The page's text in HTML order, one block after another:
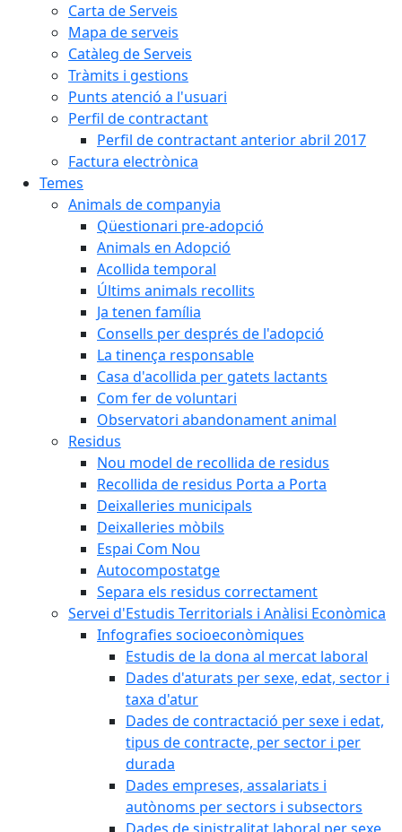
Carta de Serveis
Mapa de serveis
Catàleg de Serveis
Tràmits i gestions
Punts atenció a l'usuari
Perfil de contractant
Perfil de contractant anterior abril 2017
Factura electrònica
Temes
Animals de companyia
Qüestionari pre-adopció
Animals en Adopció
Acollida temporal
Últims animals recollits
Ja tenen família
Consells per després de l'adopció
La tinença responsable
Casa d'acollida per gatets lactants
Com fer de voluntari
Observatori abandonament animal
Residus
Nou model de recollida de residus
Recollida de residus Porta a Porta
Deixalleries municipals
Deixalleries mòbils
Espai Com Nou
Autocompostatge
Separa els residus correctament
Servei d'Estudis Territorials i Anàlisi Econòmica
Infografies socioeconòmiques
Estudis de la dona al mercat laboral
Dades d'aturats per sexe, edat, sector i
taxa d'atur
Dades de contractació per sexe i edat,
tipus de contracte, per sector i per
durada
Dades empreses, assalariats i
autònoms per sectors i subsectors